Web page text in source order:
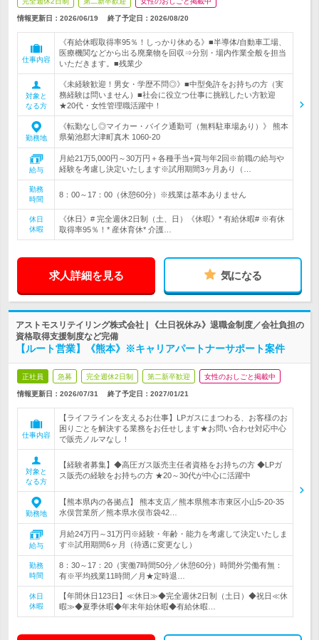
情報更新日：2026/06/19 終了予定日： 2026/08/20
仕事内容
《有給休暇取得率95％！しっかり休める》■半導体/自動車工場、
医療機関などから出る廃棄物を回収⇒分別・場内作業全般を担当
いただきます。■残業少
対象と
なる方
《未経験歓迎！男女・学歴不問◎》■中型免許をお持ちの方（実
務経験は問いません）■社会に役立つ仕事に挑戦したい方歓迎
★20代・女性管理職活躍中！
勤務地
《転勤なし◎マイカー・バイク通勤可（無料駐車場あり）》 熊本
県菊池郡大津町真木 1060-20
給与
月給21万5,000円～30万円＋各種手当+賞与年2回※前職の給与や
経験を考慮し決定いたします※試用期間3ヶ月あり（…
勤務
時間
8：00～17：00（休憩60分）※残業は基本ありません
休日
休暇
《休日》# 完全週休2日制（土、日）《休暇》* 有給休暇# ※有休
取得率95％！* 産休育休* 介護…
求人詳細を見る 気になる
アストモスリテイリング株式会社 | 《土日祝休み》退職金制度／会社負担の
資格取得支援制度など完備
【ルート営業】《熊本》※キャリアパートナーサポート案件
正社員 急募 完全週休2日制 第二新卒歓迎 女性のおしごと掲載中
情報更新日：2026/07/31 終了予定日： 2027/01/21
仕事内容
【ライフラインを支えるお仕事】LPガスにまつわる、お客様のお
困りごとを解決する業務をお任せします★お問い合わせ対応中心
で販売ノルマなし！
対象と
なる方
【経験者募集】◆高圧ガス販売主任者資格をお持ちの方 ◆LPガ
ス販売の経験をお持ちの方 ★20～30代が中心に活躍中
勤務地
【熊本県内の各拠点】 熊本支店／熊本県熊本市東区小山5-20-35
水俣営業所／熊本県水俣市袋42…
給与
月給24万円～31万円※経験・年齢・能力を考慮して決定いたしま
す※試用期間6ヶ月（待遇に変更なし）
勤務
時間
8：30～17：20（実働7時間50分／休憩60分）時間外労働有無：
有※平均残業11時間／月★定時退…
休日
休暇
【年間休日123日】≪休日≫◆完全週休2日制（土日）◆祝日≪休
暇≫◆夏季休暇◆年末年始休暇◆有給休暇…